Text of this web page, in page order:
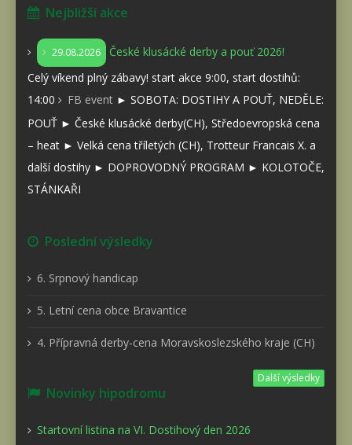
Nejbližší akce
29.08.2026
České klusácké derby a pouť 2026!
Celý víkend plný zábavy! start akce 9:00, start dostihů:
14:00
FB event ► SOBOTA: DOSTIHY A POUŤ, NEDĚLE:
POUŤ ► České klusácké derby(CH), Středoevropská cena
– heat ► Velká cena tříletých (CH), Trotteur Francais X. a
další dostihy ► DOPROVODNÝ PROGRAM ► KOLOTOČE,
STÁNKAŘI
Poslední výsledky
6. Srpnový handicap
5. Letní cena obce Bravantice
4. Přípravná derby-cena Moravskoslezského kraje (CH)
Další výsledky
Novinky hipodromu
Startovní listina na VI. Dostihový den 2026